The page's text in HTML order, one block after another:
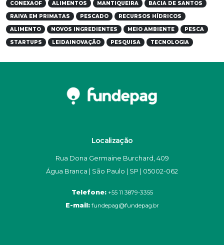
CONEXAOF ALIMENTOS MANTIQUEIRA BACIA DE SANTOS
RAIVA EM PRIMATAS PESCADO RECURSOS HÍDRICOS
ALIMENTO NOVOS INGREDIENTES MEIO AMBIENTE PESCA
STARTUPS LEIDAINOVAÇÃO PESQUISA TECNOLOGIA
Localização
Rua Dona Germaine Burchard, 409
Água Branca | São Paulo | SP | 05002-062
Telefone:+55 11 3879-3355
E-mail:fundepag@fundepag.br